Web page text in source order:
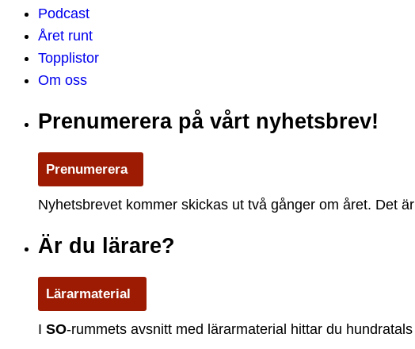
Podcast
Året runt
Topplistor
Om oss
Prenumerera på vårt nyhetsbrev!
Prenumerera
Nyhetsbrevet kommer skickas ut två gånger om året. Det
Är du lärare?
Lärarmaterial
I SO-rummets avsnitt med lärarmaterial hittar du